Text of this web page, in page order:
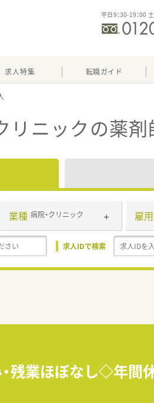
平日9：30-19：00
求人特集 転職ガイド
リニックの薬剤
業種 病院・クリニック 雇
求人IDで検索
・残業ほぼなし◇年